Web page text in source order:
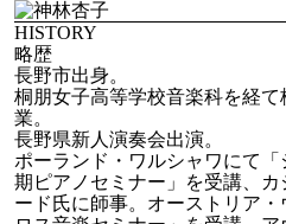
HISTORY
略歴
長野市出身。
桐朋女子高等学校音楽科を経
業。
長野県新人演奏会出演。
ポーランド・ワルシャワにて
期ピアノセミナー」を受講、
ード氏に師事。オーストリア